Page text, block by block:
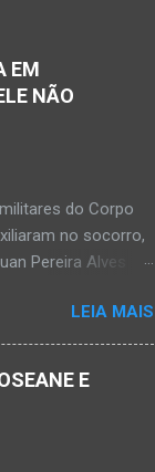
EM
NÃO
do Corpo
no socorro,
Pereira Alves
nesta terça-
Alves. Fotos CB
socorrem
feira, dia 28
LEIA MAIS
E